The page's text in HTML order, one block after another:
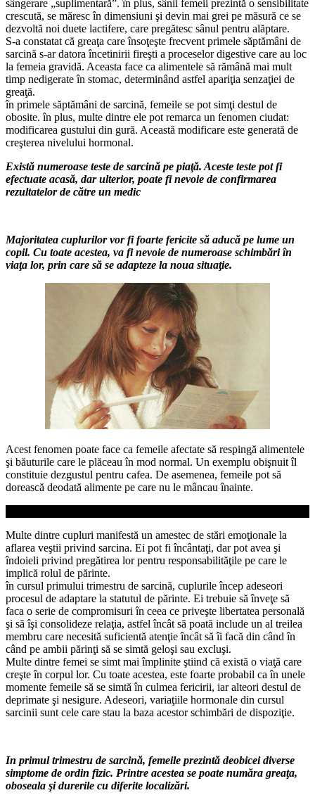
sângerare „suplimentară”. în plus, sânii femeii prezintă o sensibilitate
crescută, se măresc în dimensiuni şi devin mai grei pe măsură ce se
dezvoltă noi duete lactifere, care pregătesc sânul pentru alăptare.
S-a constatat că greaţa care însoţeşte frecvent primele săptă­mâni de
sarcină s-ar datora înce­tinirii fireşti a proceselor diges­tive care au loc
la femeia gra­vidă. Aceasta face ca alimentele să rămână mai mult
timp nedigerate în stomac, determinând astfel apariţia senzaţiei de
greaţă.
în primele săptămâni de sar­cină, femeile se pot simţi destul de
obosite. în plus, multe dintre ele pot remarca un fenomen ciu­dat:
modificarea gustului din gură. Această modificare este generată de
creşterea nivelului hormonal.
Există numeroase teste de sarcină pe piaţă. Aceste teste pot fi
efectuate acasă, dar ulterior, poate fi nevoie de confirmarea
rezultatelor de către un medic
Majoritatea cuplurilor vor fi foarte fericite să aducă pe lume un
copil. Cu toate acestea, va fi nevoie de numeroase schimbări în
viaţa lor, prin care să se adapteze la noua situaţie.
Acest fenomen poate face ca feme­ile afectate să respingă alimen­tele
şi băuturile care le plăceau în mod normal. Un exemplu obiş­nuit îl
constituie dezgustul pentru cafea. De asemenea, femeile pot să
dorească deodată alimente pe care nu le mâncau înainte.
Multe dintre cupluri manifestă un amestec de stări emoţionale la
aflarea veştii privind sarcina. Ei pot fi încântaţi, dar pot avea şi
îndoieli privind pregătirea lor pentru res­ponsabilităţile pe care le
implică rolul de părinte.
în cursul primului trimestru de sarcină, cuplurile încep adeseori
procesul de adaptare la statutul de părinte. Ei trebuie să înveţe să
faca o serie de compromisuri în ceea ce priveşte libertatea personală
şi să îşi consolideze relaţia, astfel încât să poată include un al treilea
membru care necesită suficientă atenţie încât să îi facă din când în
când pe ambii părinţi să se simtă geloşi sau excluşi.
Multe dintre femei se simt mai împlinite ştiind că există o viaţă care
creşte în corpul lor. Cu toate acestea, este foarte probabil ca în unele
momente femeile să se simtă în culmea fericirii, iar alteori destul de
deprimate şi nesigure. Adeseori, variaţiile hormonale din cursul
sarcinii sunt cele care stau la baza acestor schimbări de dis­poziţie.
In primul trimestru de sarcină, femeile prezintă deobicei diverse
simptome de ordin fizic. Printre acestea se poate număra greaţa,
oboseala şi durerile cu diferite localizări.